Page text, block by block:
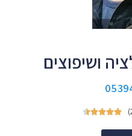
ושיפוצים




